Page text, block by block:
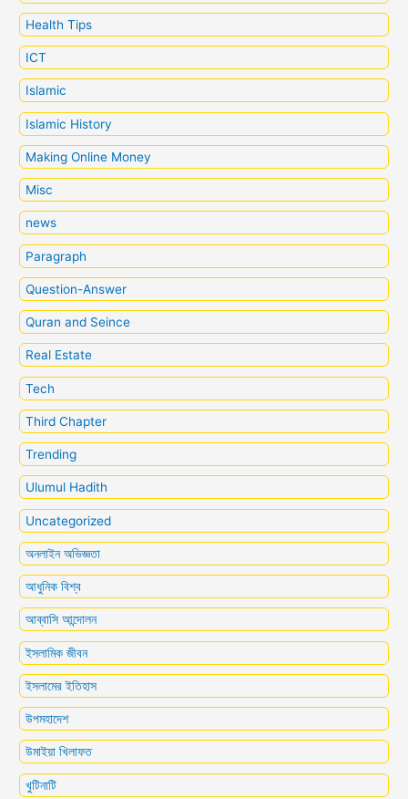
Health Tips
ICT
Islamic
Islamic History
Making Online Money
Misc
news
Paragraph
Question-Answer
Quran and Seince
Real Estate
Tech
Third Chapter
Trending
Ulumul Hadith
Uncategorized
অনলাইন অভিজ্ঞতা
আধুনিক বিশ্ব
আব্বাসি আন্দোলন
ইসলামিক জীবন
ইসলামের ইতিহাস
উপমহাদেশ
উমাইয়া খিলাফত
খুটিনাটি